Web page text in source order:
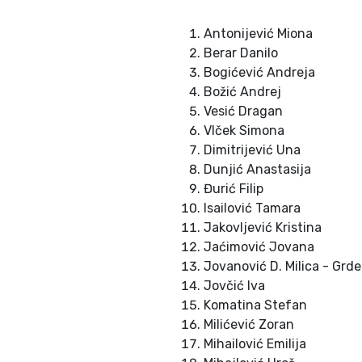
Antonijević Miona
Berar Danilo
Bogićević Andreja
Božić Andrej
Vesić Dragan
Vlček Simona
Dimitrijević Una
Dunjić Anastasija
Đurić Filip
Isailović Tamara
Jakovljević Kristina
Jaćimović Jovana
Jovanović D. Milica -
Jovčić Iva
Komatina Stefan
Milićević Zoran
Mihailović Emilija